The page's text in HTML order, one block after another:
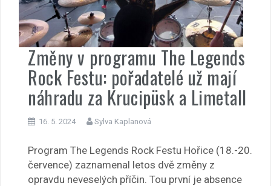
Změny v programu The Legends
Rock Festu: pořadatelé už mají
náhradu za Krucipüsk a Limetall
16. 5. 2024 Sylva Kaplanová
Program The Legends Rock Festu Hořice (18.-20.
července) zaznamenal letos dvě změny z
opravdu neveselých příčin. Tou první je absence